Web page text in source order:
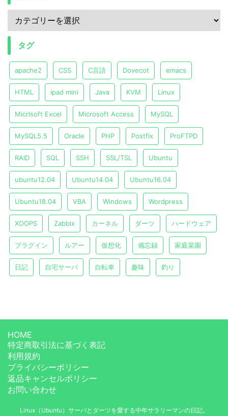
タグ
apache2 CSS C言語 Dovecot emacs
HTML ipad mini Java KVM Linux
Micrlsoft Excel Microsoft Access MySQL
MySQL5.5 Oracle PHP Postfix ProFTPD
RAID SQL SSH SSL/TSL Ubuntu
ubuntu12.04 Ubuntu14.04 Ubuntu16.04
Ubuntu18.04 VBA Windows Wordpress
XOOPS Zabbix カーネル ダーツ ハードウェア
プラグイン ルアー 仮想化 備忘録 家庭菜園
日記 自宅サーバ 自転車 趣味 釣り
HOME
特定商取引法に基づく表記
利用規約
プライバシーポリシー
返品キャンセルポリシー
お問い合わせ
Linux（Ubuntu）サーバとダーツを愛する中年サラリーマンの日記。